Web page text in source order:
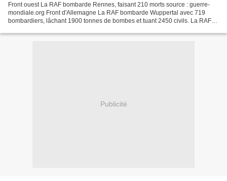
Front ouest La RAF bombarde Rennes, faisant 210 morts source : guerre-
mondiale.org Front d'Allemagne La RAF bombarde Wuppertal avec 719
bombardiers, lâchant 1900 tonnes de bombes et tuant 2450 civils. La RAF
Publicité